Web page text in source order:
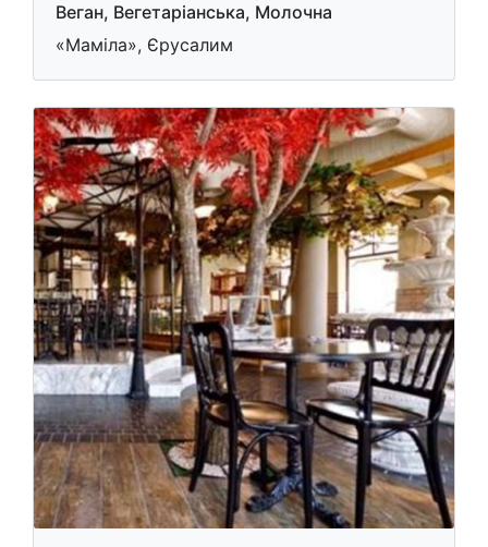
Веган, Вегетаріанська, Молочна
«Маміла», Єрусалим